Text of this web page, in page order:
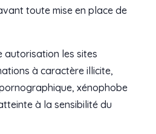
toute mise en place de
autorisation les sites
à caractère illicite,
xénophobe
à la sensibilité du